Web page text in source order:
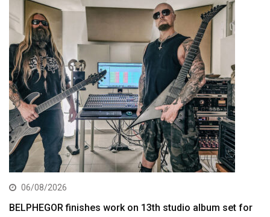
06/08/2026
BELPHEGOR finishes work on 13th studio album set for